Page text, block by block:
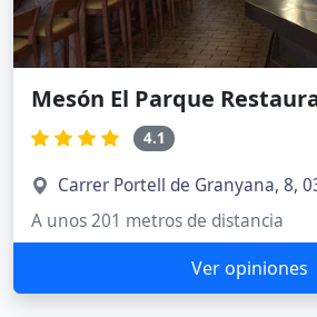
Mesón El Parque
4.1
Carrer Portell de Granyana, 8,
A unos 201 metros de distancia
Ver opiniones